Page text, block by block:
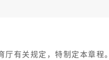
有关规定，特制定本章程。